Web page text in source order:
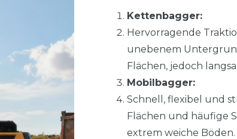
Kettenbagger:
Hervorragende
unebenem
Flächen, jedoch
Mobilbagger:
Schnell, flexibel und
Flächen und häufige
extrem weiche Böden.